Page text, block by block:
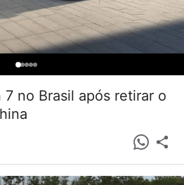
7 no Brasil após retirar o